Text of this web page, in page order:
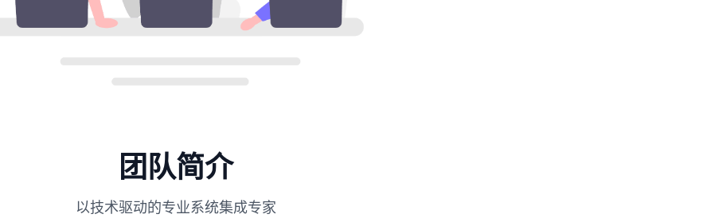
团队简介
以技术驱动的专业系统集成专家